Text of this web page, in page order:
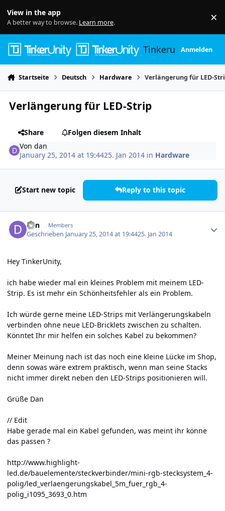
View in the app
A better way to browse. Learn more. ×
TinkerunityAnmelden
Startseite Deutsch Hardware Verlängerung für LED-
Verlängerung für LED-Strip
Share
Folgen diesem Inhalt
Vondan
January 25, 2014 at 19:4425. Jan 2014 in Hardware
Start new topic Reply to this topic
dan Members
Geschrieben January 25, 2014 at 19:4425. Jan 2014
Hey TinkerUnity,
ich habe wieder mal ein kleines Problem mit meinem LED-
Strip. Es ist mehr ein Schönheitsfehler als ein Problem.
Ich würde gerne meine LED-Strips mit Verlängerungskabeln
verbinden ohne neue LED-Bricklets zwischen zu schalten.
Könntet Ihr mir helfen ein solches Kabel zu bekommen?
Meiner Meinung nach ist das noch eine kleine Lücke im Shop,
denn sowas wäre extrem praktisch, wenn man seine Stacks
nicht immer direkt neben den LED-Strips positionieren will.
Grüße Dan
// Edit
Habe gerade mal ein Kabel gefunden, was meint ihr könne
das passen ?
http://www.highlight-
led.de/bauelemente/steckverbinder/mini-rgb-stecksystem_4-
polig/led_verlaengerungskabel_5m_fuer_rgb_4-
polig_i1095_3693_0.htm